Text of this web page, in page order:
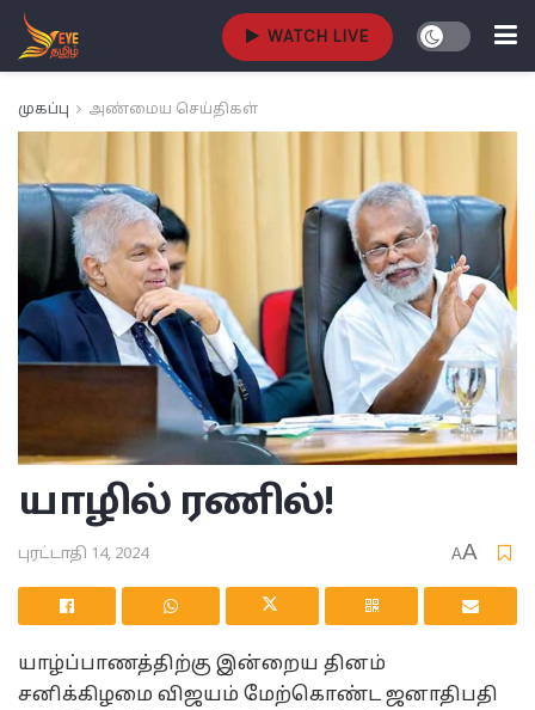
WATCH LIVE
முகப்பு அண்மைய செய்திகள்
யாழில் ரணில்!
புரட்டாதி 14, 2024 AA
யாழ்ப்பாணத்திற்கு இன்றைய தினம்
சனிக்கிழமை விஜயம் மேற்கொண்ட ஜனாதிபதி